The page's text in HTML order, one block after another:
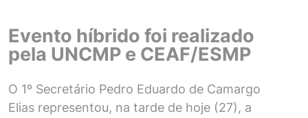
Evento híbrido foi realizado
pela UNCMP e CEAF/ESMP
O 1º Secretário Pedro Eduardo de Camargo
Elias representou, na tarde de hoje (27), a